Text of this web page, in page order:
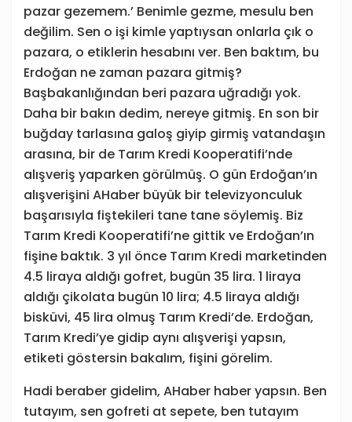
pazar gezemem.’ Benimle gezme, mesulu ben
değilim. Sen o işi kimle yaptıysan onlarla çık o
pazara, o etiklerin hesabını ver. Ben baktım, bu
Erdoğan ne zaman pazara gitmiş?
Başbakanlığından beri pazara uğradığı yok.
Daha bir bakın dedim, nereye gitmiş. En son bir
buğday tarlasına galoş giyip girmiş vatandaşın
arasına, bir de Tarım Kredi Kooperatifi’nde
alışveriş yaparken görülmüş. O gün Erdoğan’ın
alışverişini AHaber büyük bir televizyonculuk
başarısıyla fiştekileri tane tane söylemiş. Biz
Tarım Kredi Kooperatifi’ne gittik ve Erdoğan’ın
fişine baktık. 3 yıl önce Tarım Kredi marketinden
4.5 liraya aldığı gofret, bugün 35 lira. 1 liraya
aldığı çikolata bugün 10 lira; 4.5 liraya aldığı
bisküvi, 45 lira olmuş Tarım Kredi’de. Erdoğan,
Tarım Kredi’ye gidip aynı alışverişi yapsın,
etiketi göstersin bakalım, fişini görelim.
Hadi beraber gidelim, AHaber haber yapsın. Ben
tutayım, sen gofreti at sepete, ben tutayım